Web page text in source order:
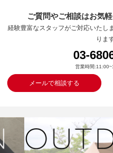
ご質問やご相談はお気
経験豊富なスタッフがご対応いたし
りま
03-
営業時間
メールで相談する